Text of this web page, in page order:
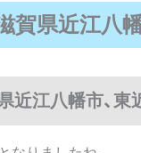
県近江八幡
江八幡市、東